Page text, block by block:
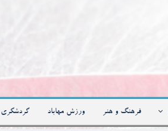
فرهنگ و هنر ورزش مهاباد گردشگری